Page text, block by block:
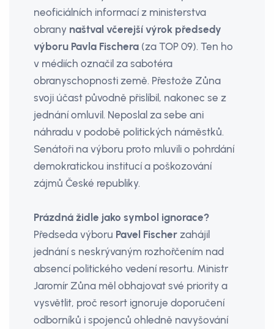
neoficiálních informací z ministerstva
obrany naštval včerejší výrok předsedy
výboru Pavla Fischera (za TOP 09). Ten ho
v médiích označil za sabotéra
obranyschopnosti země. Přestože Zůna
svoji účast původně přislíbil, nakonec se z
jednání omluvil. Neposlal za sebe ani
náhradu v podobě politických náměstků.
Senátoři na výboru proto mluvili o pohrdání
demokratickou institucí a poškozování
zájmů České republiky.
Prázdná židle jako symbol ignorace?
Předseda výboru Pavel Fischer zahájil
jednání s neskrývaným rozhořčením nad
absencí politického vedení resortu. Ministr
Jaromír Zůna měl obhajovat své priority a
vysvětlit, proč resort ignoruje doporučení
odborníků i spojenců ohledně navyšování